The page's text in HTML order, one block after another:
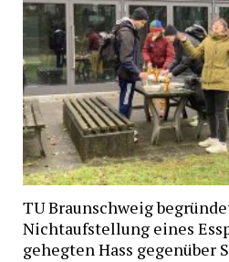
TU Braunschweig
Nichtaufstellung eines
gehegten Hass gegenüber